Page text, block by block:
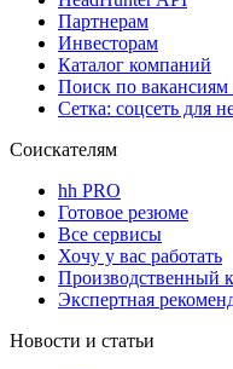
Партнерам
Инвесторам
Каталог компаний
Поиск по вакансиям
Сетка: соцсеть для
Соискателям
hh PRO
Готовое резюме
Все сервисы
Хочу у вас работать
Производственный
Экспертная
Новости и статьи